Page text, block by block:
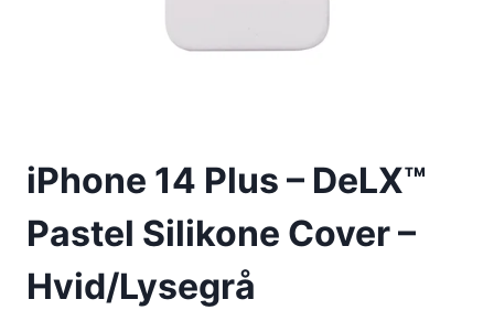
iPhone 14 Plus – DeLX™
Pastel Silikone Cover –
Hvid/Lysegrå